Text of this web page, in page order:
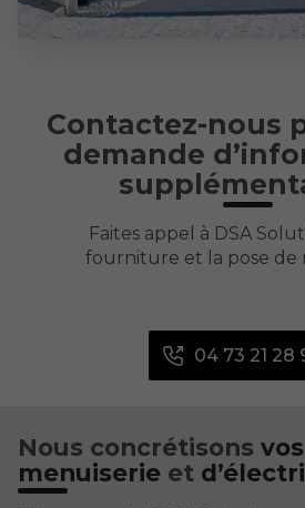
Contactez-nous
demande
Faites appel à DSA
fourniture et la pose de
04 73 21 28
Nous concrétisons
menuiserie et